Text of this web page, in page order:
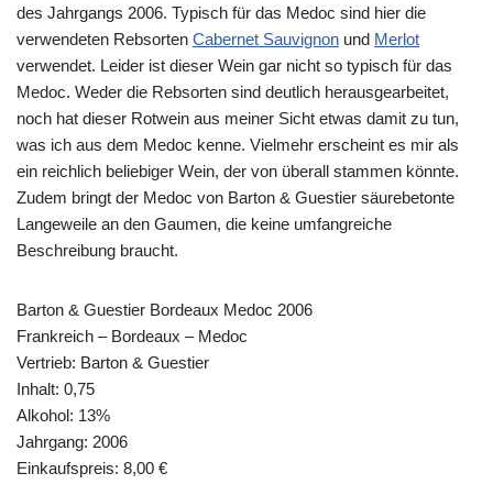
des Jahrgangs 2006. Typisch für das Medoc sind hier die
verwendeten Rebsorten Cabernet Sauvignon und Merlot
verwendet. Leider ist dieser Wein gar nicht so typisch für das
Medoc. Weder die Rebsorten sind deutlich herausgearbeitet,
noch hat dieser Rotwein aus meiner Sicht etwas damit zu tun,
was ich aus dem Medoc kenne. Vielmehr erscheint es mir als
ein reichlich beliebiger Wein, der von überall stammen könnte.
Zudem bringt der Medoc von Barton & Guestier säurebetonte
Langeweile an den Gaumen, die keine umfangreiche
Beschreibung braucht.
Barton & Guestier Bordeaux Medoc 2006
Frankreich – Bordeaux – Medoc
Vertrieb: Barton & Guestier
Inhalt: 0,75
Alkohol: 13%
Jahrgang: 2006
Einkaufspreis: 8,00 €